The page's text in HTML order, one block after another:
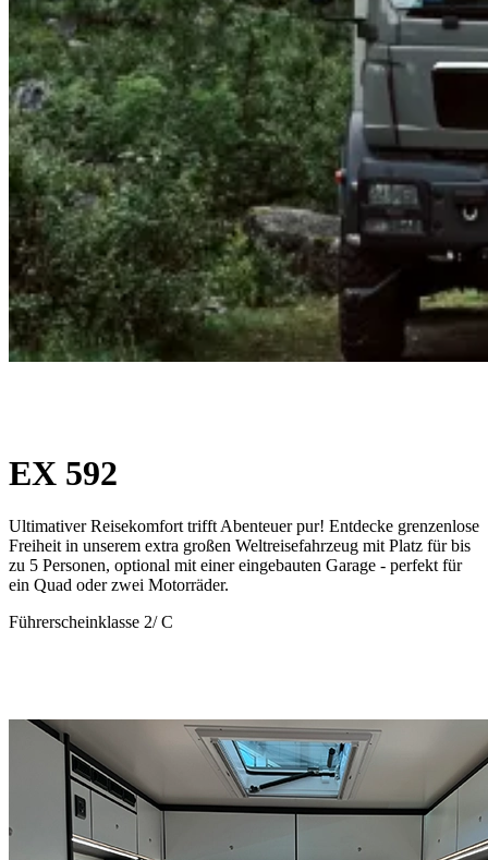
EX 592
Ultimativer Reisekomfort trifft Abenteuer pur! Entdecke grenzenlose
Freiheit in unserem extra großen Weltreisefahrzeug mit Platz für bis
zu 5 Personen, optional mit einer eingebauten Garage - perfekt für
ein Quad oder zwei Motorräder.
Führerscheinklasse 2/ C